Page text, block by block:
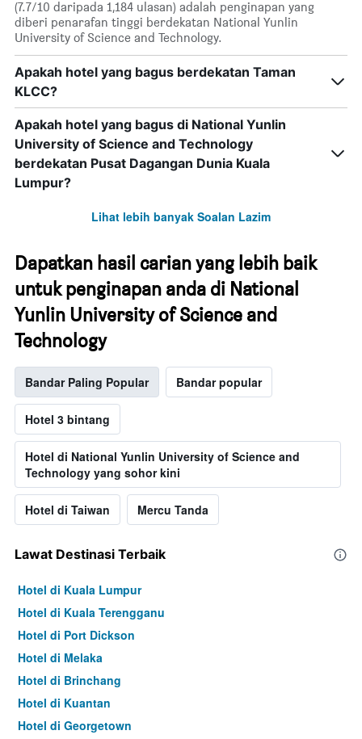
(7.7/10 daripada 1,184 ulasan) adalah penginapan yang
diberi penarafan tinggi berdekatan National Yunlin
University of Science and Technology.
Apakah hotel yang bagus berdekatan Taman
KLCC?
Apakah hotel yang bagus di National Yunlin
University of Science and Technology
berdekatan Pusat Dagangan Dunia Kuala
Lumpur?
Lihat lebih banyak Soalan Lazim
Dapatkan hasil carian yang lebih baik
untuk penginapan anda di National
Yunlin University of Science and
Technology
Bandar Paling Popular Bandar popular
Hotel 3 bintang
Hotel di National Yunlin University of Science and
Technology yang sohor kini
Hotel di Taiwan Mercu Tanda
Lawat Destinasi Terbaik
Hotel di Kuala Lumpur
Hotel di Kuala Terengganu
Hotel di Port Dickson
Hotel di Melaka
Hotel di Brinchang
Hotel di Kuantan
Hotel di Georgetown